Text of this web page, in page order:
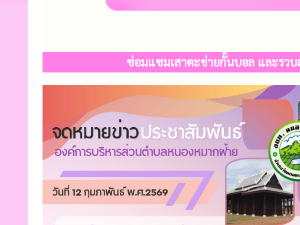
ซ่อมแซมเสาตะข่ายกั้นบอล และรว